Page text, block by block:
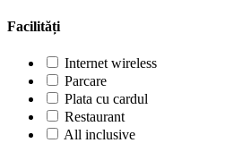
Facilități
Internet wireless
Parcare
Plata cu cardul
Restaurant
All inclusive